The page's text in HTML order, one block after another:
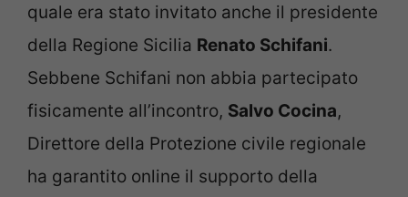
quale era stato invitato anche il presidente
della Regione Sicilia Renato Schifani.
Sebbene Schifani non abbia partecipato
fisicamente all’incontro, Salvo Cocina,
Direttore della Protezione civile regionale
ha garantito online il supporto della